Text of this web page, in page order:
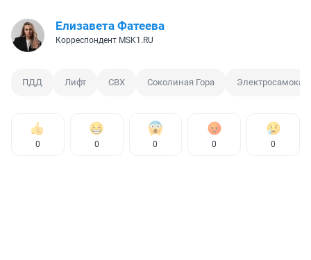
Елизавета Фатеева
Корреспондент MSK1.RU
ПДД Лифт СВХ Соколиная Гора Электросамокат
0 0 0 0 0